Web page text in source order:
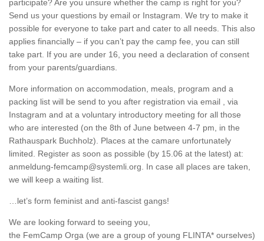
participate? Are you unsure whether the camp is right for you?
Send us your questions by email or Instagram. We try to make it
possible for everyone to take part and cater to all needs. This also
applies financially – if you can’t pay the camp fee, you can still
take part. If you are under 16, you need a declaration of consent
from your parents/guardians.
More information on accommodation, meals, program and a
packing list will be send to you after registration via email , via
Instagram and at a voluntary introductory meeting for all those
who are interested (on the 8th of June between 4-7 pm, in the
Rathauspark Buchholz). Places at the camare unfortunately
limited. Register as soon as possible (by 15.06 at the latest) at:
anmeldung-femcamp@systemli.org. In case all places are taken,
we will keep a waiting list.
…let’s form feminist and anti-fascist gangs!
We are looking forward to seeing you,
the FemCamp Orga (we are a group of young FLINTA* ourselves)